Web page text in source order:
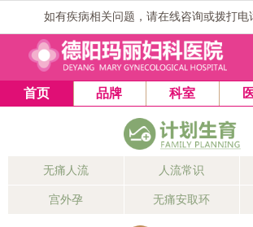
如有疾病相关问题，请在线咨询或拨打电
1 2 3 4
首页 品牌 科室
无痛人流 人流常识
宫外孕 无痛安取环